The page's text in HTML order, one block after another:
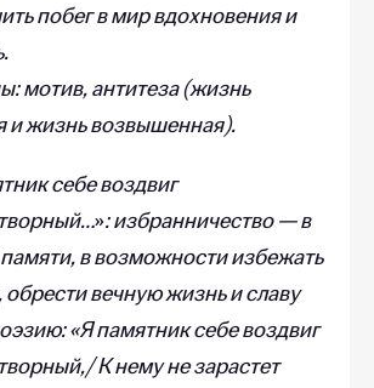
побег в мир вдохновения и
мотив, антитеза (жизнь
и жизнь возвышенная).
себе воздвиг
»: избранничество — в
в возможности избежать
обрести вечную жизнь и славу
«Я памятник себе воздвиг
К нему не зарастет